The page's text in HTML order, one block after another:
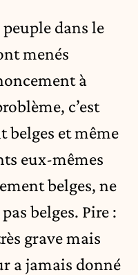
dans le
menés
à
c’est
belges et même
eux-mêmes
belges, ne
belges. Pire :
grave mais
a jamais donné